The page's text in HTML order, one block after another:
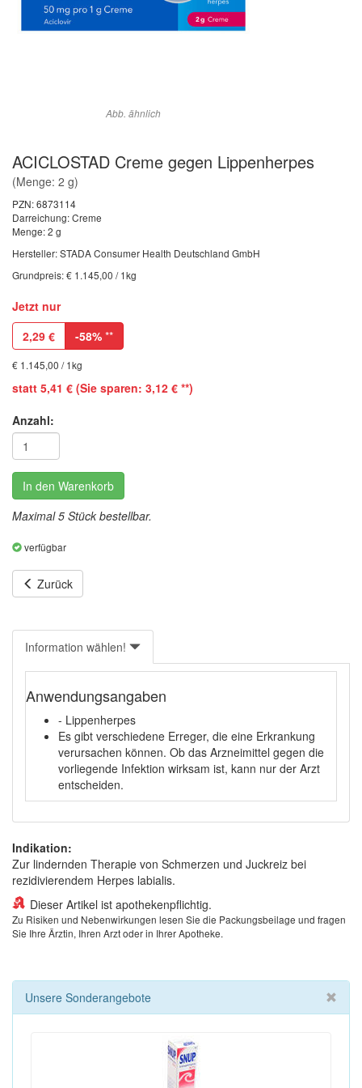
Abb. ähnlich
ACICLOSTAD Creme gegen Lippenherpes
(Menge: 2 g)
PZN:6873114
Darreichung: Creme
Menge: 2 g
Hersteller: STADA Consumer Health Deutschland GmbH
Grundpreis: € 1.145,00 / 1kg
Jetzt nur
2,29 € -58% **
€ 1.145,00 / 1kg
statt 5,41 € (Sie sparen: 3,12 € **)
Anzahl:
In den Warenkorb
Maximal 5 Stück bestellbar.
verfügbar
Zurück
Information wählen!
Anwendungsangaben
- Lippenherpes
Es gibt verschiedene Erreger, die eine Erkrankung
verursachen können. Ob das Arzneimittel gegen die
vorliegende Infektion wirksam ist, kann nur der Arzt
entscheiden.
Indikation:
Zur lindernden Therapie von Schmerzen und Juckreiz bei
rezidivierendem Herpes labialis.
Dieser Artikel ist apothekenpflichtig.
Zu Risiken und Nebenwirkungen lesen Sie die Packungsbeilage und fragen
Sie Ihre Ärztin, Ihren Arzt oder in Ihrer Apotheke.
Unsere Sonderangebote